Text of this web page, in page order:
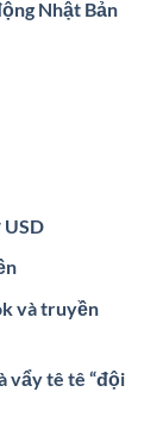
Nhật Bản
và truyền
vẩy tê tê “đội